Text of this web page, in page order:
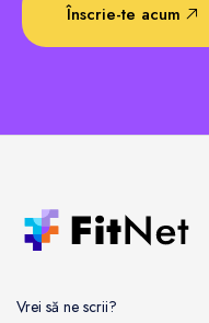
Înscrie-te acum
Vrei să ne scrii?